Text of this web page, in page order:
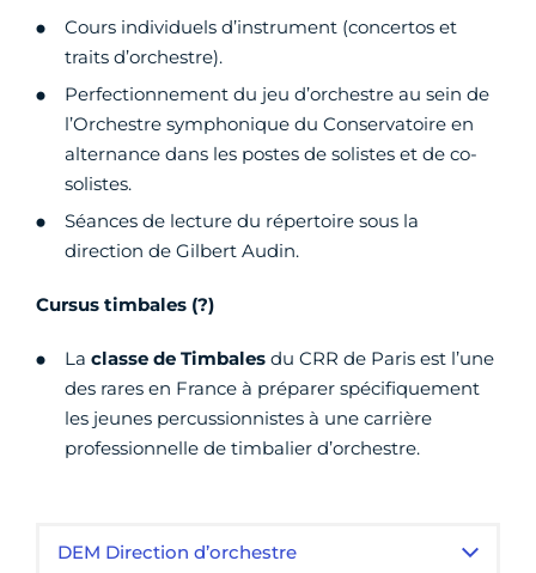
Cours individuels d’instrument (concertos et
traits d’orchestre).
Perfectionnement du jeu d’orchestre au sein de
l’Orchestre symphonique du Conservatoire en
alternance dans les postes de solistes et de co-
solistes.
Séances de lecture du répertoire sous la
direction de Gilbert Audin.
Cursus timbales (?)
La classe de Timbales du CRR de Paris est l’une
des rares en France à préparer spécifiquement
les jeunes percussionnistes à une carrière
professionnelle de timbalier d’orchestre.
DEM Direction d’orchestre